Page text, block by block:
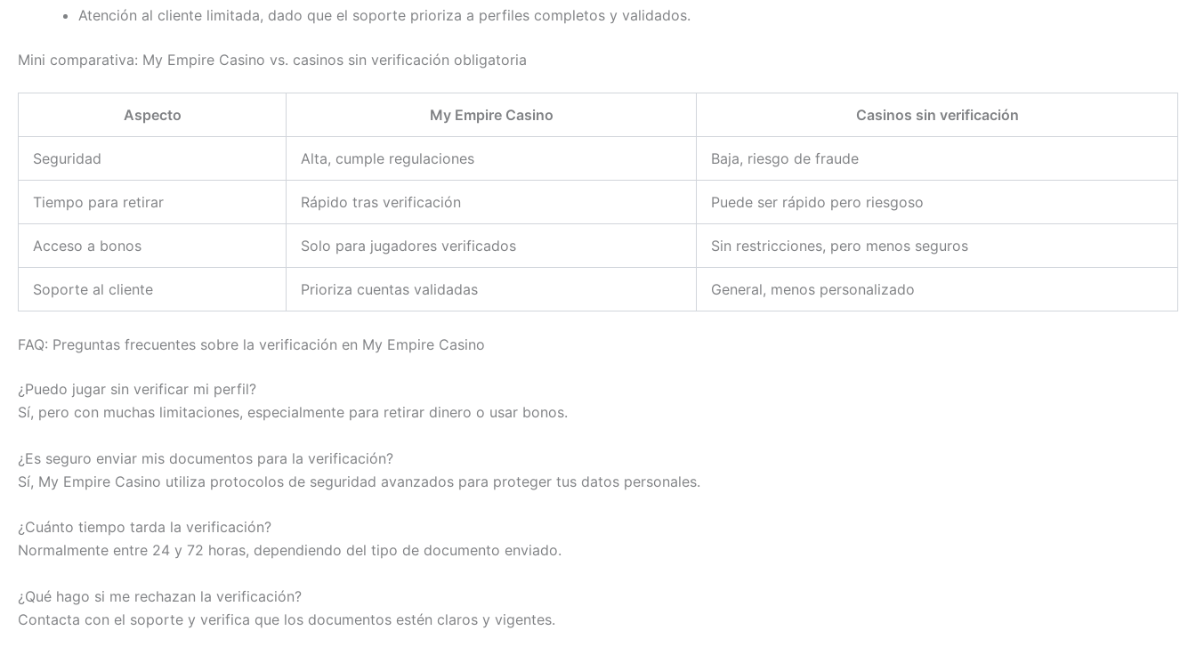
Atención al cliente limitada, dado que el soporte prioriza a perfiles completos y validados.
Mini comparativa: My Empire Casino vs. casinos sin verificación obligatoria
Aspecto My Empire Casino Casinos sin verificación
Seguridad Alta, cumple regulaciones Baja, riesgo de fraude
Tiempo para retirar Rápido tras verificación Puede ser rápido pero riesgoso
Acceso a bonos Solo para jugadores verificados Sin restricciones, pero menos seguros
Soporte al cliente Prioriza cuentas validadas General, menos personalizado
FAQ: Preguntas frecuentes sobre la verificación en My Empire Casino
¿Puedo jugar sin verificar mi perfil?
Sí, pero con muchas limitaciones, especialmente para retirar dinero o usar bonos.
¿Es seguro enviar mis documentos para la verificación?
Sí, My Empire Casino utiliza protocolos de seguridad avanzados para proteger tus datos personales.
¿Cuánto tiempo tarda la verificación?
Normalmente entre 24 y 72 horas, dependiendo del tipo de documento enviado.
¿Qué hago si me rechazan la verificación?
Contacta con el soporte y verifica que los documentos estén claros y vigentes.